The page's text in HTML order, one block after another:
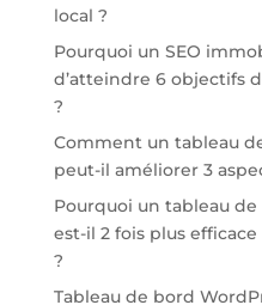
local ?
Pourquoi un SEO
d’atteindre 6 objectifs
?
Comment un tableau
peut-il améliorer 3
Pourquoi un tableau
est-il 2 fois plus
?
Tableau de bord